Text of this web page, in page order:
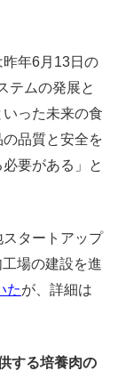
昨年6月13日の
テムの発展と
った未来の食
品質と安全を
要がある」と
タートアップ
場の建設を進
たが、詳細は
する培養肉の